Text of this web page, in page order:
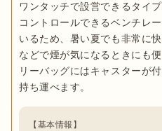
ワンタッチで設営できるタイ
コントロールできるベンチレ
いるため、暑い夏でも非常に
などで煙が気になるときにも
リーバッグにはキャスターが